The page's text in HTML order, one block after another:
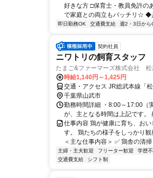
好きな方 □保育士・教員免許の
で家庭との両立もバッチリ☆ ◆
即日勤務OK 交通費支給 週2・3日から
契約社員
ニワトリの飼育スタッフ
たまご&ファーマーズ株式会社 松
時給1,140円～1,425円
交通・アクセス JR総武本線「
千葉県山武市
勤務時間詳細 ・8:00～17:00（
が、主となる時間は上記です。
仕事内容 鶏が健康に育ち、お
す。 鶏たちの様子をしっかり
＜主な仕事内容＞ ✅ 鶏舎の清
主婦・主夫歓迎 フリーター歓迎 学歴
交通費支給
シフト制